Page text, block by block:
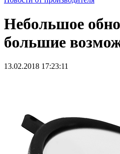
Небольшое
большие
13.02.2018 17:23:11